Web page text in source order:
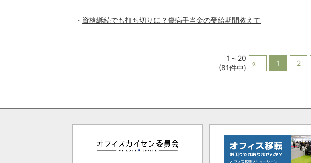
資格継続でも打ち切りに？傷病手当金の受給期間教えて
1～20
(81件中)
1 2